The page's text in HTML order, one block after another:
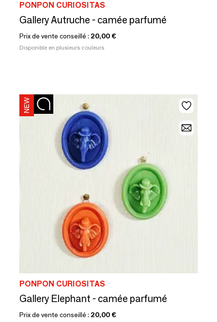
PONPON CURIOSITAS
Gallery Autruche - camée parfumé
Prix de vente conseillé : 20,00 €
Disponible en plusieurs couleurs
PONPON CURIOSITAS
Gallery Elephant - camée parfumé
Prix de vente conseillé : 20,00 €